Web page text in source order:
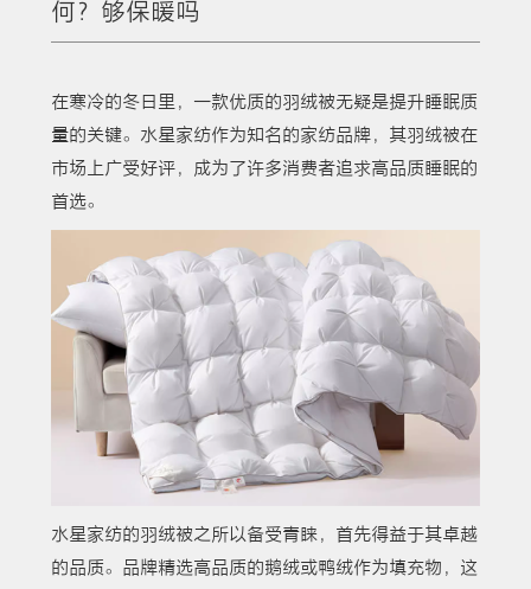
何？够保暖吗
在寒冷的冬日里，一款优质的羽绒被无疑是提升睡眠质
量的关键。水星家纺作为知名的家纺品牌，其羽绒被在
市场上广受好评，成为了许多消费者追求高品质睡眠的
首选。
水星家纺的羽绒被之所以备受青睐，首先得益于其卓越
的品质。品牌精选高品质的鹅绒或鸭绒作为填充物，这